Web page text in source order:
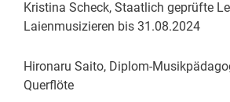
Kristina Scheck, Staatlich geprüfte
Laienmusizieren bis 31.08.2024
Hironaru Saito, Diplom-
Querflöte